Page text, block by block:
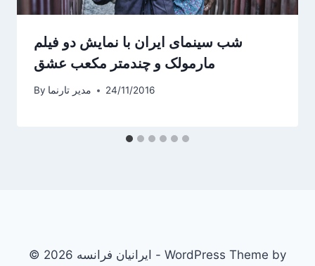
شب سینمای ایران با نمایش دو فیلم
مارمولک و چندمتر مکعب عشق
By مدیر تارنما 24/11/2016
© 2026 ایرانیان فرانسه - WordPress Theme by